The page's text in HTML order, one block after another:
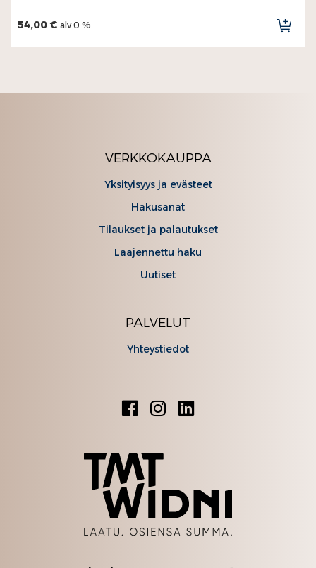
54,00 € alv 0 %
VERKKOKAUPPA
Yksityisyys ja evästeet
Hakusanat
Tilaukset ja palautukset
Laajennettu haku
Uutiset
PALVELUT
Yhteystiedot